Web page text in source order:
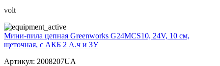
volt
Мини-пила цепная Greenworks G24MCS10, 24V, 10 см,
щеточная, с АКБ 2 А.ч и ЗУ
Артикул: 2008207UA